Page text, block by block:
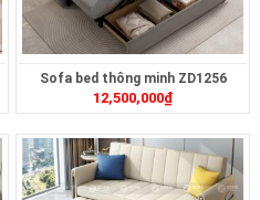
Sofa bed thông minh ZD1256
12,500,000₫